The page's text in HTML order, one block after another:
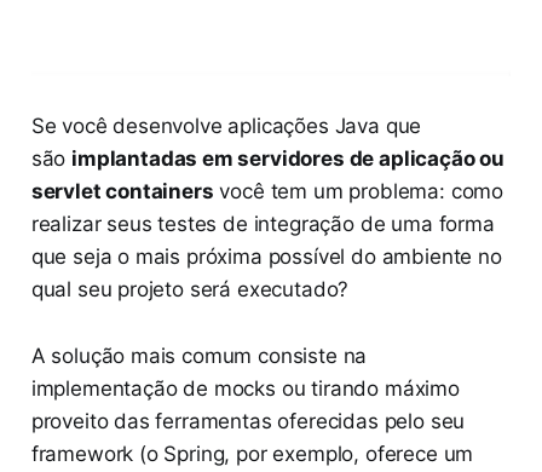
Se você desenvolve aplicações Java que
são implantadas em servidores de aplicação ou
servlet containers você tem um problema: como
realizar seus testes de integração de uma forma
que seja o mais próxima possível do ambiente no
qual seu projeto será executado?
A solução mais comum consiste na
implementação de mocks ou tirando máximo
proveito das ferramentas oferecidas pelo seu
framework (o Spring, por exemplo, oferece um